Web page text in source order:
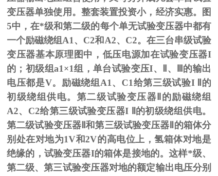
变压器单独使用。整套装置投资小，经济实惠。图
5中，在*级和第二级的每个单无试验变压器中都有
一个励磁绕组 A1 、 C2和 A2、 C2。在三台串级试验
变压器基本原理图中，低压电源加在试验变压器I
的；初级组a1×1组，单台试验变压I、 、
的输出
电压都是V。励磁绕组 A1 、 C1给第三级试验I
Ⅱ的
初级绕组供电。第二级试验变压器Ⅱ的励磁绕组
A2、C2给第三级试验变压器I Ⅱ的初级绕组供电。
第二级试验变压器Ⅱ和第三级试验变压器Ⅱ的箱体分
别处在对地为1V和2V的高电位上，氢箱体对地是
绝缘的，试验变压器I的箱体是接地的。这样*级、
第二级、第三试验变压器对地的额定输出电压分别